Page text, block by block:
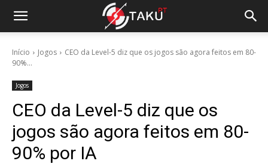
Início Jogos
CEO da Level-5 diz que os jogos são agora feitos em 80-
90%...
Jogos
CEO da Level-5 diz que os
jogos são agora feitos em 80-
90% por IA